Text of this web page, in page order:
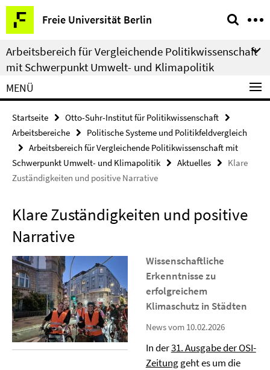
Springe
direkt
zu
Inhalt
Freie Universität Berlin
Service-
Navigation
Arbeitsbereich für Vergleichende Politikwissenschaft
mit Schwerpunkt Umwelt- und Klimapolitik
MENÜ
Startseite
Otto-Suhr-Institut für Politikwissenschaft
Arbeitsbereiche
Politische Systeme und Politikfeldvergleich
Arbeitsbereich für Vergleichende Politikwissenschaft mit
Schwerpunkt Umwelt- und Klimapolitik
Aktuelles
Klare
Zuständigkeiten und positive Narrative
Klare Zuständigkeiten und positive
Narrative
Wissenschaftliche
Erkenntnisse zu
erfolgreichem
Klimaschutz in Städten
News vom 10.02.2026
In der31. Ausgabe der OSI-
Zeitunggeht es um die